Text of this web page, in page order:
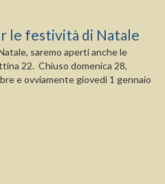
le festività di Natale
saremo aperti anche le
22. Chiuso domenica 28,
e ovviamente giovedi 1 gennaio